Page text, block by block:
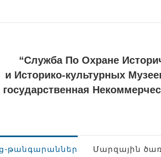
“Служба По Охране
и Историко-культурных
государственная
թանգարաններ Մարզային